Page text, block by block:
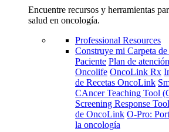
Encuentre recursos y herramientas
salud en oncología.
Professional Resources
Construye mi Carpeta
Paciente Plan de
Oncolife OncoLink Rx
de Recetas OncoLink
CAncer Teaching Tool
Screening Response
de OncoLink O-Pro:
la oncología